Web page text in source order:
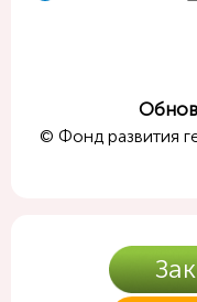
© Фонд развития